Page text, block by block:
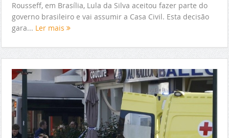
Rousseff, em Brasília, Lula da Silva aceitou fazer parte do
governo brasileiro e vai assumir a Casa Civil. Esta decisão
gara... Ler mais